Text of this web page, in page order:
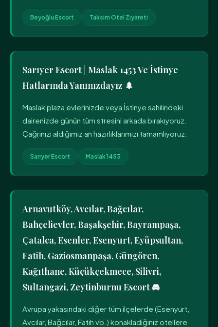
Beyoğlu Escort Taksim Otel Ziyareti
Sarıyer Escort | Maslak 1453 Ve İstinye
Hatlarında Yanınızdayız 🌲
Maslak plaza evlerinizde veya İstinye sahilindeki
dairenizde günün tüm stresini arkada bırakıyoruz.
Çağrınızı aldığımız an hazırlıklarımızı tamamlıyoruz.
Sarıyer Escort Maslak 1453
Arnavutköy, Avcılar, Bağcılar,
Bahçelievler, Başakşehir, Bayrampaşa,
Çatalca, Esenler, Esenyurt, Eyüpsultan,
Fatih, Gaziosmanpaşa, Güngören,
Kağıthane, Küçükçekmece, Silivri,
Sultangazi, Zeytinburnu Escort 🚘
Avrupa yakasındaki diğer tüm ilçelerde (Esenyurt,
Avcılar, Bağcılar, Fatih vb.) konakladığınız otellere